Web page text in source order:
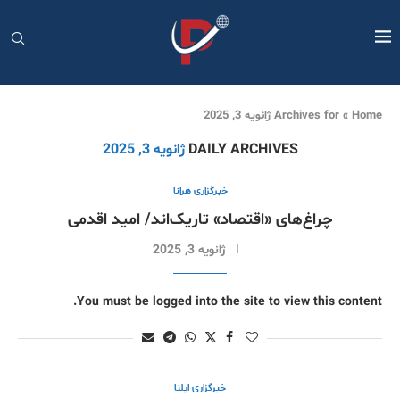
Home
» Archives for ژانویه 3, 2025
DAILY ARCHIVES ژانویه 3, 2025
خبرگزاری هرانا
چراغ‌های «اقتصاد» تاریک‌اند/ امید اقدمی
ژانویه 3, 2025
You must be logged into the site to view this content.
خبرگزاری ایلنا